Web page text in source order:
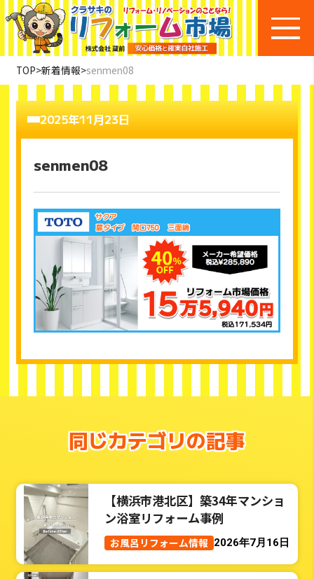
TOP>新着情報>senmen08
2025年11月23日
senmen08
同じカテゴリの記事
【横浜市港北区】築34年マンショ
ン浴室リフォーム事例
お風呂リフォーム情報 2026年7月16日